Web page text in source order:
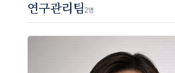
연구관리팀2명